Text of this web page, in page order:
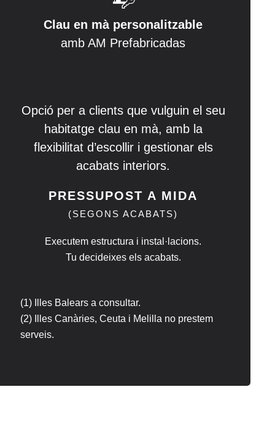
Clau en mà personalitzable
amb AM Prefabricadas
Opció per a clients que vulguin el seu
habitatge clau en mà, amb la
flexibilitat d’escollir i gestionar els
acabats interiors.
PRESSUPOST A MIDA
(SEGONS ACABATS)
Executem estructura i instal·lacions.
Tu decideixes els acabats.
(1) Illes Balears a consultar.
(2) Illes Canàries, Ceuta i Melilla no prestem
serveis.